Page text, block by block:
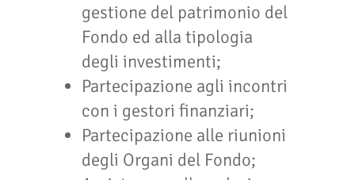
gestione del patrimonio del
Fondo ed alla tipologia
degli investimenti;
Partecipazione agli incontri
con i gestori finanziari;
Partecipazione alle riunioni
degli Organi del Fondo;